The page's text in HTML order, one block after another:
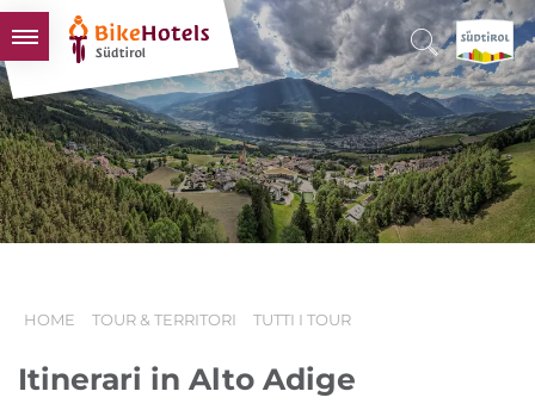
BIKEHOTELS
HOTELS & PACCHETTI
TOUR & TERRITORI
L'ALTO ADIGE & NOI
HOME TOUR & TERRITORI TUTTI I TOUR
Itinerari in Alto Adige